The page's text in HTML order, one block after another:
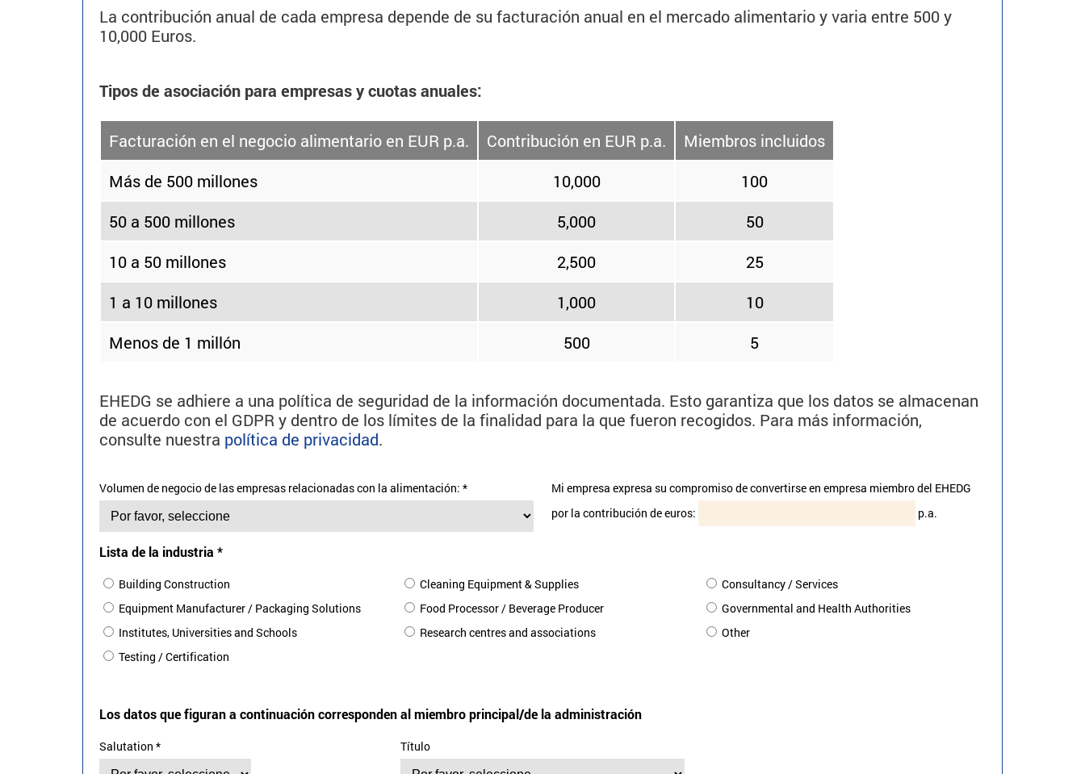
La contribución anual de cada empresa depende de su facturación anual en el mercado alimentario y varia entre 500 y
10,000 Euros.
Tipos de asociación para empresas y cuotas anuales:
Facturación en el negocio alimentario en EUR p.a. Contribución en EUR p.a.
Miembros incluidos
Más de 500 millones
10,000
100
50 a 500 millones
5,000
50
10 a 50 millones
2,500
25
1 a 10 millones
1,000
10
Menos de 1 millón
500 5
EHEDG se adhiere a una política de seguridad de la información documentada. Esto garantiza que los datos se almacenan
de acuerdo con el GDPR y dentro de los límites de la finalidad para la que fueron recogidos. Para más información,
consulte nuestra política de privacidad.
Volumen de negocio de las empresas relacionadas con la alimentación: *
Mi empresa expresa su compromiso de convertirse en empresa miembro del EHEDG
por la contribución de euros:
p.a.
Lista de la industria *
Building Construction Cleaning Equipment & Supplies
Consultancy / Services
Equipment Manufacturer / Packaging Solutions
Food Processor / Beverage Producer
Governmental and Health Authorities
Institutes, Universities and Schools
Research centres and associations
Other
Testing / Certification
Los datos que figuran a continuación corresponden al miembro principal/de la administración
Salutation * Título